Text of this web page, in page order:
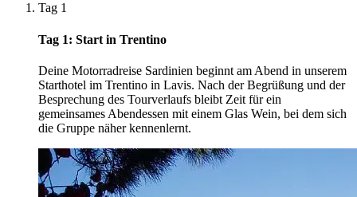
Tag 1
Tag 1: Start in Trentino
Deine Motorradreise Sardinien beginnt am Abend in unserem
Starthotel im Trentino in Lavis. Nach der Begrüßung und der
Besprechung des Tourverlaufs bleibt Zeit für ein
gemeinsames Abendessen mit einem Glas Wein, bei dem sich
die Gruppe näher kennenlernt.